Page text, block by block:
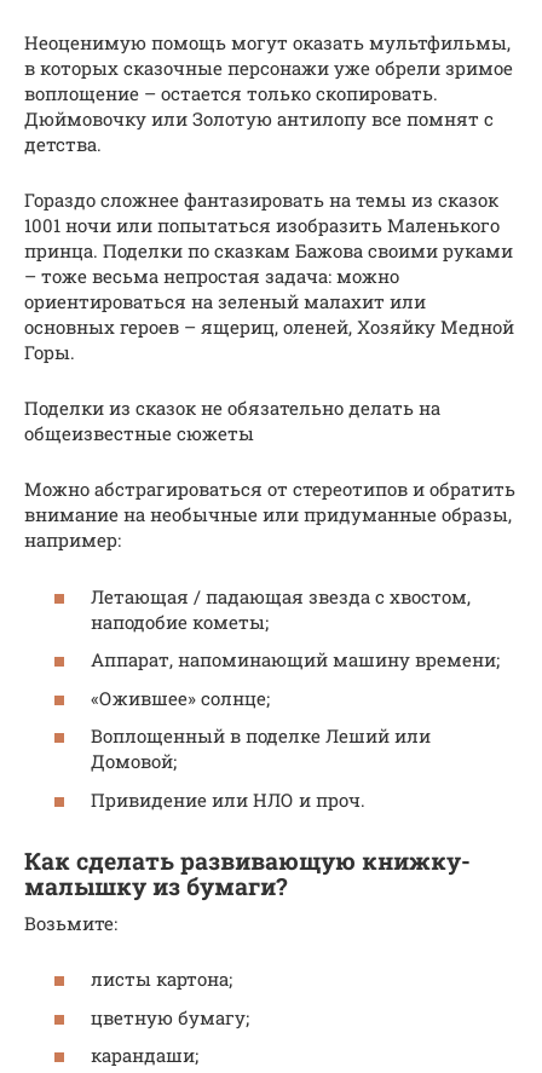
Неоценимую помощь могут оказать мультфильмы,
в которых сказочные персонажи уже обрели зримое
воплощение – остается только скопировать.
Дюймовочку или Золотую антилопу все помнят с
детства.
Гораздо сложнее фантазировать на темы из сказок
1001 ночи или попытаться изобразить Маленького
принца. Поделки по сказкам Бажова своими руками
– тоже весьма непростая задача: можно
ориентироваться на зеленый малахит или
основных героев – ящериц, оленей, Хозяйку Медной
Горы.
Поделки из сказок не обязательно делать на
общеизвестные сюжеты
Можно абстрагироваться от стереотипов и обратить
внимание на необычные или придуманные образы,
например:
Летающая / падающая звезда с хвостом,
наподобие кометы;
Аппарат, напоминающий машину времени;
«Ожившее» солнце;
Воплощенный в поделке Леший или
Домовой;
Привидение или НЛО и проч.
Как сделать развивающую книжку-
малышку из бумаги?
Возьмите:
листы картона;
цветную бумагу;
карандаши;